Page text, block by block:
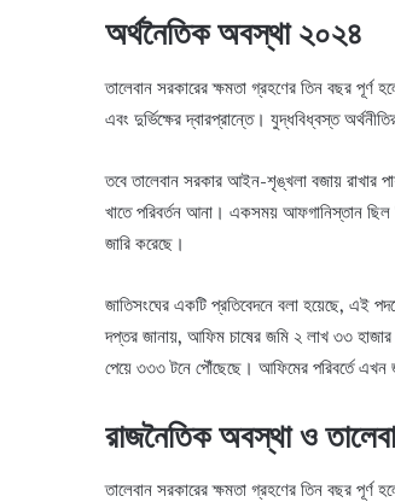
অর্থনৈতিক অবস্থা ২০২৪
তালেবান সরকারের ক্ষমতা গ্রহণের তিন বছর
এবং দুর্ভিক্ষের দ্বারপ্রান্তে। যুদ্ধবিধ্বস্ত
তবে তালেবান সরকার আইন-শৃঙ্খলা বজায় রাখার
খাতে পরিবর্তন আনা। একসময় আফগানিস্তান ছিল
জারি করেছে।
জাতিসংঘের একটি প্রতিবেদনে বলা হয়েছে, এই
দপ্তর জানায়, আফিম চাষের জমি ২ লাখ ৩৩
পেয়ে ৩৩৩ টনে পৌঁছেছে। আফিমের পরিবর্তে এখন
রাজনৈতিক অবস্থা ও
তালেবান সরকারের ক্ষমতা গ্রহণের তিন বছর